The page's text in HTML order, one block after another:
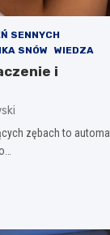
SENNYCH
SNÓW WIEDZA
i
zębach to